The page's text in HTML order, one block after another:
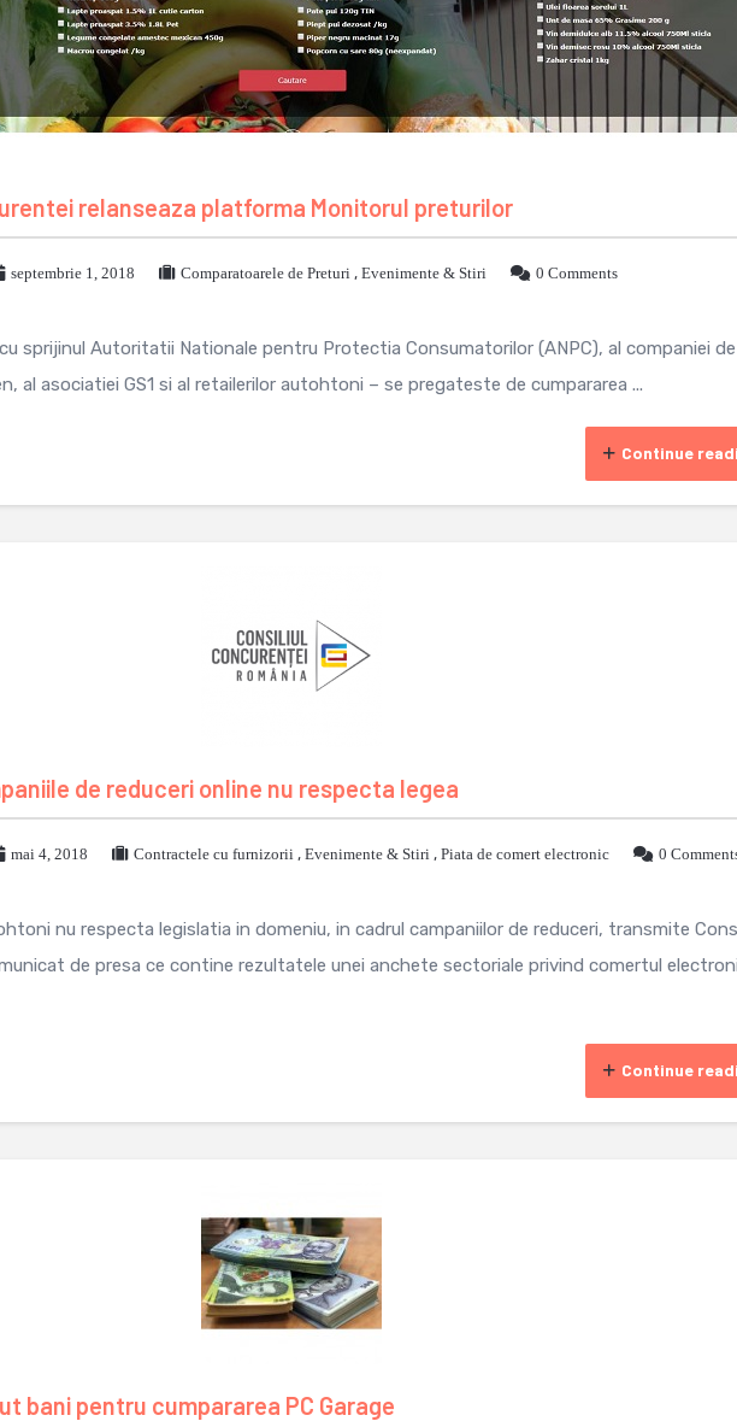
relanseaza platforma Monitorul preturilor
septembrie 1, 2018 Comparatoarele de Preturi , Evenimente & Stiri
0 Comments
sprijinul Autoritatii Nationale pentru Protectia Consumatorilor (ANPC), al companiei de
al asociatiei GS1 si al retailerilor autohtoni – se pregateste de cumpararea ...
Continue
de reduceri online nu respecta legea
mai 4, 2018 Contractele cu furnizorii , Evenimente & Stiri , Piata de comert electronic
0
nu respecta legislatia in domeniu, in cadrul campaniilor de reduceri, transmite
de presa ce contine rezultatele unei anchete sectoriale privind comertul
Continue
bani pentru cumpararea PC Garage